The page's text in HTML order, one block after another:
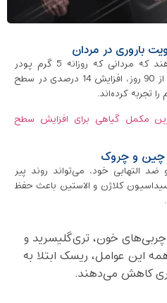
باروری در مردان
برخی تحقیقات محدود نشان می‌دهند که مردانی که روزانه 5 گرم پودر
ریشه آشواگاندا مصرف کرده‌اند، پس از 90 روز، افزایش 14 درصدی در سطح
تجربه کرده‌اند.
مکمل گیاهی برای افزایش سطح
و چروک
ضد التهابی خود، می‌تواند روند پیر
کلاژن و الاستین باعث حفظ
خون، تری‌گلیسرید و
عوامل، ریسک ابتلا به
کاهش می‌دهند.